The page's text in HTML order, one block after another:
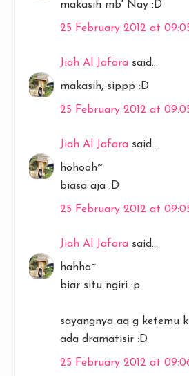
makasih mb' Nay :D
25 February 2012 at
Jiah Al Jafara said...
makasih, sippp :D
25 February 2012 at
Jiah Al Jafara said...
hohooh~
biasa aja :D
25 February 2012 at
Jiah Al Jafara said...
hahha~
biar situ ngiri :p
sayangnya aq g ketemu
ada dramatisir :D
25 February 2012 at